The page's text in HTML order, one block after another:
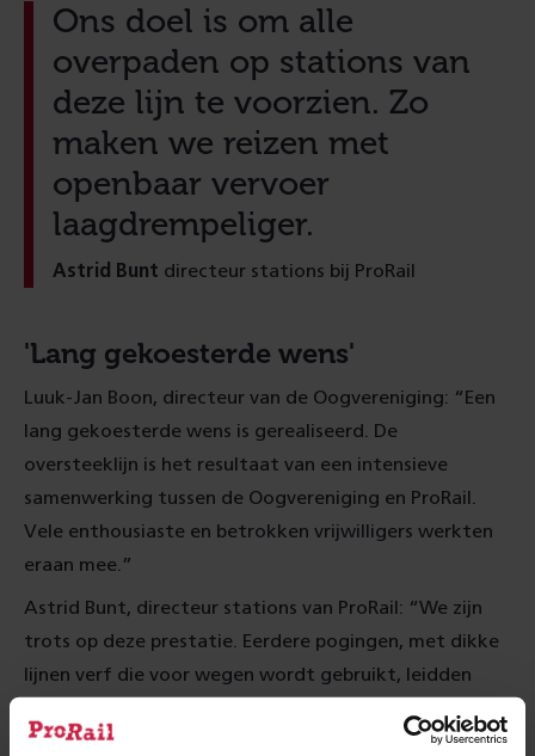
Ons doel is om alle
overpaden op stations van
deze lijn te voorzien. Zo
maken we reizen met
openbaar vervoer
laagdrempeliger.
Astrid Bunt directeur stations bij ProRail
'Lang gekoesterde wens'
Luuk-Jan Boon, directeur van de Oogvereniging: “Een
lang gekoesterde wens is gerealiseerd. De
oversteeklijn is het resultaat van een intensieve
samenwerking tussen de Oogvereniging en ProRail.
Vele enthousiaste en betrokken vrijwilligers werkten
eraan mee.”
Astrid Bunt, directeur stations van ProRail: “We zijn
trots op deze prestatie. Eerdere pogingen, met dikke
lijnen verf die voor wegen wordt gebruikt, leidden
ligt heeft mede vanwege de klank de voorkeur van